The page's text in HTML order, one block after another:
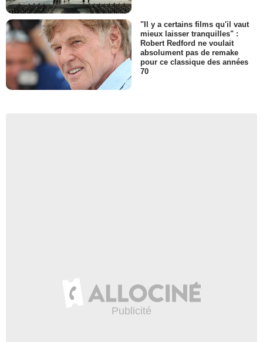
"Il y a certains films qu'il vaut
mieux laisser tranquilles" :
Robert Redford ne voulait
absolument pas de remake
pour ce classique des années
70